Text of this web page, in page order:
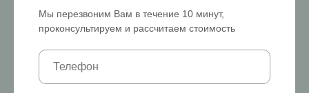
Мы перезвоним Вам в течение 10 минут,
проконсультируем и рассчитаем стоимость